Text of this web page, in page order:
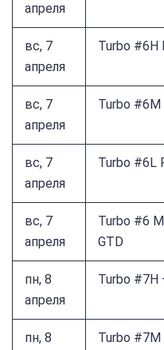
апреля
вс, 7
апреля
Turbo #6H
вс, 7
апреля
Turbo #6M
вс, 7
апреля
Turbo #6L
вс, 7
апреля
Turbo #6
GTD
пн, 8
апреля
Turbo #7H
пн, 8
Turbo #7M